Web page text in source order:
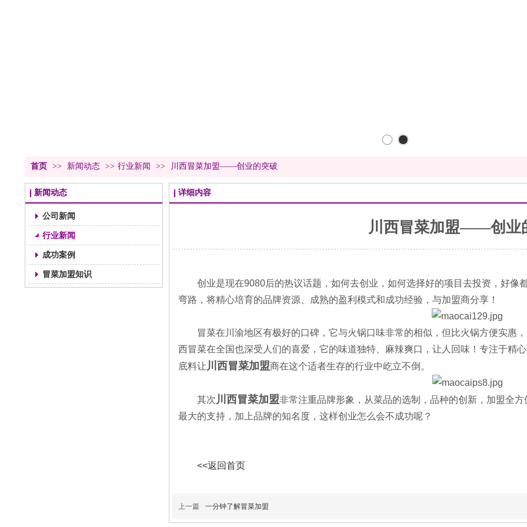
首页 >> 新闻动态 >> 行业新闻 >> 川西冒菜加盟——创业的突破
新闻动态
公司新闻
行业新闻
成功案例
冒菜加盟知识
详细内容
川西冒菜加盟——创业
创业是现在9080后的热议话题，如何去创业，如何选择好的项目去投资，好像
弯路，将精心培育的品牌资源、成熟的盈利模式和成功经验，与加盟商分享！
冒菜在川渝地区有极好的口碑，它与火锅口味非常的相似，但比火锅方便实惠
西冒菜在全国也深受人们的喜爱，它的味道独特、麻辣爽口，让人回味！专注于精
底料让川西冒菜加盟商在这个适者生存的行业中屹立不倒。
其次川西冒菜加盟非常注重品牌形象，从菜品的选制，品种的创新，加盟全
最大的支持，加上品牌的知名度，这样创业怎么会不成功呢？
<<返回首页
上一篇 一分钟了解冒菜加盟